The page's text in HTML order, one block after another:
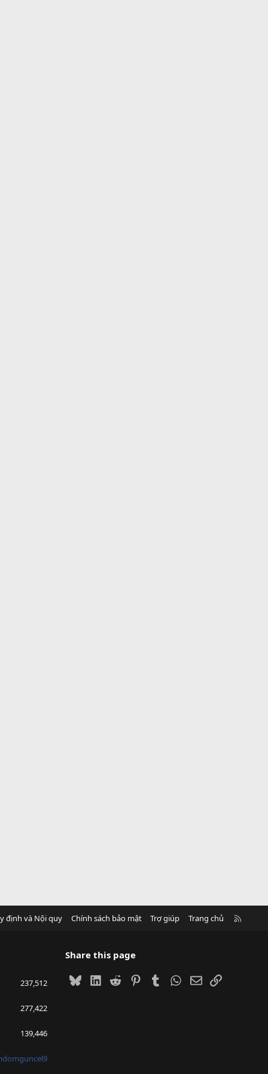
định và Nội quy Chính sách bảo mật Trợ giúp Trang chủ
237,512
277,422
139,446
Share this page
BlueskyLinkedIn
Reddit PinterestTumblrWhatsApp
EmailLink